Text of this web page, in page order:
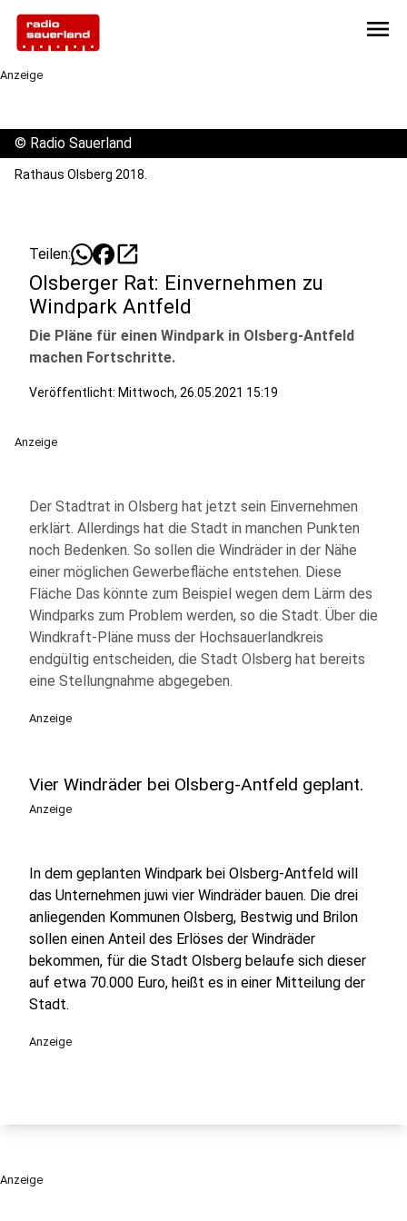
menu
Anzeige
© Radio Sauerland
Rathaus Olsberg 2018.
Teilen: open_in_new
Olsberger Rat: Einvernehmen zu
Windpark Antfeld
Die Pläne für einen Windpark in Olsberg-Antfeld
machen Fortschritte.
Veröffentlicht: Mittwoch, 26.05.2021 15:19
Anzeige
Der Stadtrat in Olsberg hat jetzt sein Einvernehmen
erklärt. Allerdings hat die Stadt in manchen Punkten
noch Bedenken. So sollen die Windräder in der Nähe
einer möglichen Gewerbefläche entstehen. Diese
Fläche Das könnte zum Beispiel wegen dem Lärm des
Windparks zum Problem werden, so die Stadt. Über die
Windkraft-Pläne muss der Hochsauerlandkreis
endgültig entscheiden, die Stadt Olsberg hat bereits
eine Stellungnahme abgegeben.
Anzeige
Vier Windräder bei Olsberg-Antfeld geplant.
Anzeige
In dem geplanten Windpark bei Olsberg-Antfeld will
das Unternehmen juwi vier Windräder bauen. Die drei
anliegenden Kommunen Olsberg, Bestwig und Brilon
sollen einen Anteil des Erlöses der Windräder
bekommen, für die Stadt Olsberg belaufe sich dieser
auf etwa 70.000 Euro, heißt es in einer Mitteilung der
Stadt.
Anzeige
Anzeige